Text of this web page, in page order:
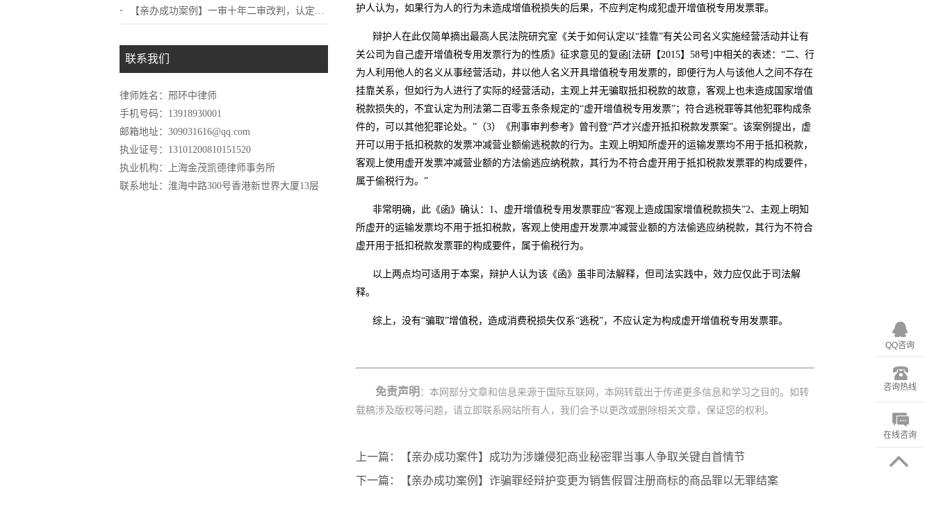
【亲办成功案例】一审十年二审改判，认定不...
联系我们
律师姓名：邢环中律师
手机号码：13918930001
邮箱地址：309031616@qq.com
执业证号：13101200810151520
执业机构：上海金茂凯德律师事务所
联系地址：淮海中路300号香港新世界大厦13层
护人认为，如果行为人的行为未造成增值税损失的后果，不应判定构成犯虚开增值税专用发票罪。
辩护人在此仅简单摘出最高人民法院研究室《关于如何认定以“挂靠”有关公司名义实施经营活动并让有
关公司为自己虚开增值税专用发票行为的性质》征求意见的复函[法研【2015】58号]中相关的表述：“二、行
为人利用他人的名义从事经营活动，并以他人名义开具增值税专用发票的，即便行为人与该他人之间不存在
挂靠关系，但如行为人进行了实际的经营活动，主观上并无骗取抵扣税款的故意，客观上也未造成国家增值
税款损失的，不宜认定为刑法第二百零五条条规定的“虚开增值税专用发票”；符合逃税罪等其他犯罪构成条
件的，可以其他犯罪论处。”（3）《刑事审判参考》曾刊登“芦才兴虚开抵扣税款发票案”。该案例提出，虚
开可以用于抵扣税款的发票冲减营业额偷逃税款的行为。主观上明知所虚开的运输发票均不用于抵扣税款，
客观上使用虚开发票冲减营业额的方法偷逃应纳税款，其行为不符合虚开用于抵扣税款发票罪的构成要件，
属于偷税行为。”
非常明确，此《函》确认：1、虚开增值税专用发票罪应“客观上造成国家增值税款损失”2、主观上明知
所虚开的运输发票均不用于抵扣税款，客观上使用虚开发票冲减营业额的方法偷逃应纳税款，其行为不符合
虚开用于抵扣税款发票罪的构成要件，属于偷税行为。
以上两点均可适用于本案，辩护人认为该《函》虽非司法解释，但司法实践中，效力应仅此于司法解
释。
综上，没有“骗取”增值税，造成消费税损失仅系“逃税”，不应认定为构成虚开增值税专用发票罪。
免责声明 ：本网部分文章和信息来源于国际互联网，本网转载出于传递更多信息和学习之目的。如转
载稿涉及版权等问题，请立即联系网站所有人，我们会予以更改或删除相关文章，保证您的权利。
上一篇：【亲办成功案件】成功为涉嫌侵犯商业秘密罪当事人争取关键自首情节
下一篇：【亲办成功案例】诈骗罪经辩护变更为销售假冒注册商标的商品罪以无罪结案
QQ咨询
咨询热线
在线咨询